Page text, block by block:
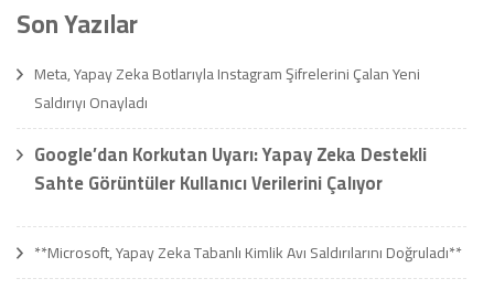
Son Yazılar
Meta, Yapay Zeka Botlarıyla Instagram Şifrelerini Çalan Yeni
Saldırıyı Onayladı
Google’dan Korkutan Uyarı: Yapay Zeka Destekli
Sahte Görüntüler Kullanıcı Verilerini Çalıyor
**Microsoft, Yapay Zeka Tabanlı Kimlik Avı Saldırılarını Doğruladı**